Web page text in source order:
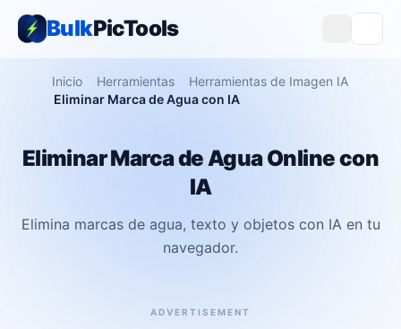
BulkPicTools
Inicio Herramientas
Herramientas de Imagen IA
Eliminar Marca de Agua con IA
Eliminar Marca de Agua Online con
IA
Elimina marcas de agua, texto y objetos con IA en tu
navegador.
ADVERTISEMENT